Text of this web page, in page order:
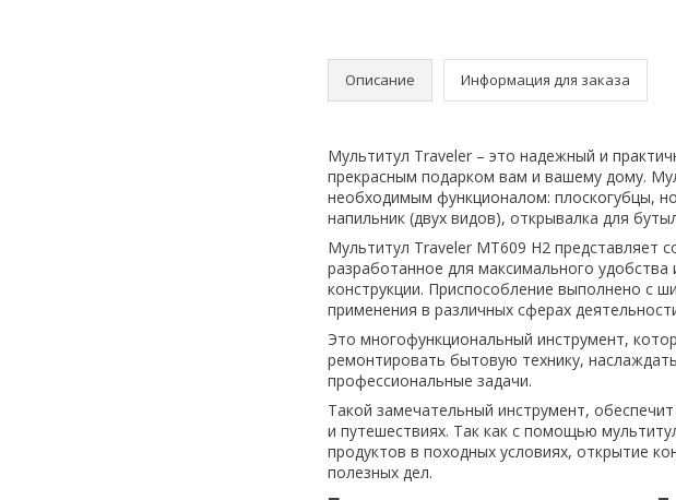
Описание Информация для заказа
Мультитул Traveler – это надежный и
прекрасным подарком вам и вашему дому.
необходимым функционалом: плоскогубцы,
напильник (двух видов), открывалка для
Мультитул Traveler MT609 H2 представляет
разработанное для максимального
конструкции. Приспособление выполнено с
применения в различных сферах
Это многофункциональный инструмент,
ремонтировать бытовую технику,
профессиональные задачи.
Такой замечательный инструмент,
и путешествиях. Так как с помощью
продуктов в походных условиях, открытие
полезных дел.